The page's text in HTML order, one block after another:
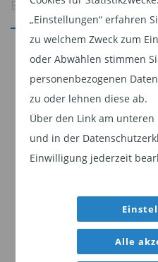
„Einstellungen“ erfahren
zu welchem Zweck zum
oder Abwählen stimmen
personenbezogenen
zu oder lehnen diese ab.
Über den Link am
und in der
Einwilligung jederzeit
Alle
Erstens bieten
Chancen für
makroökonomischer
langfristige strukturelle
technologischen
Energiewende – starke
sich im Laufe der Zeit,
Tiefen der
Zweitens sehnen sich
idiosynkratischen
Worten: Sie wollen
Jetzt
Dieser Inhalt ist für
bestimmt. Mit Klick
Sie, dass Sie ein
und stimmen unserer